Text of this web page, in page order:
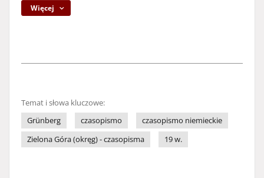
Więcej
Temat i słowa kluczowe:
Grünberg
czasopismo
czasopismo niemieckie
Zielona Góra (okręg) - czasopisma
19 w.